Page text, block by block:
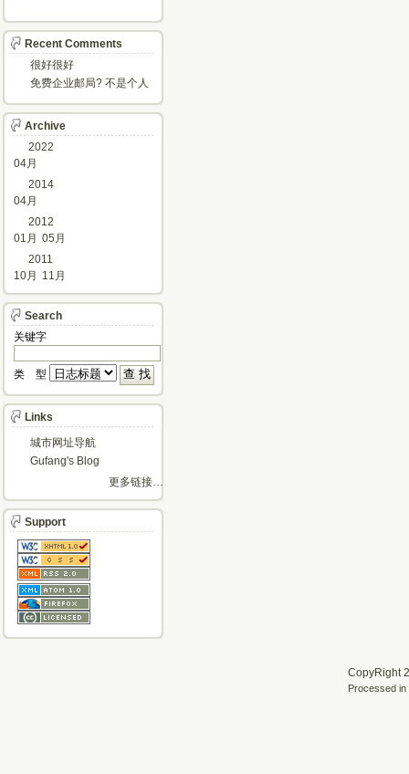
Recent Comments
很好很好
免费企业邮局? 不是个人
Archive
2022
04月
2014
04月
2012
01月 05月
2011
10月
11月
Search
关键字
类 型
Links
城市网址导航
Gufang's Blog
更多链接…
Support
CopyRight
Processed in